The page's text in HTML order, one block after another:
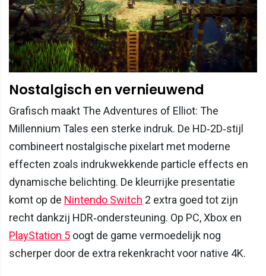
Nostalgisch en vernieuwend
Grafisch maakt The Adventures of Elliot: The
Millennium Tales een sterke indruk. De HD‑2D‑stijl
combineert nostalgische pixelart met moderne
effecten zoals indrukwekkende particle effects en
dynamische belichting. De kleurrijke presentatie
komt op de Nintendo Switch 2 extra goed tot zijn
recht dankzij HDR‑ondersteuning. Op PC, Xbox en
PlayStation 5 oogt de game vermoedelijk nog
scherper door de extra rekenkracht voor native 4K.